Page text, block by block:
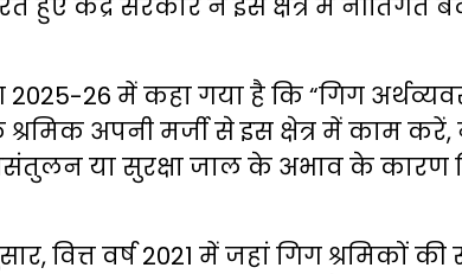
हुए केंद्र सरकार ने इस क्षेत्र में नीतिगत
2025-26 में कहा गया है कि “गिग
श्रमिक अपनी मर्जी से इस क्षेत्र में काम
या सुरक्षा जाल के अभाव के कारण
वित्त वर्ष 2021 में जहां गिग श्रमिकों